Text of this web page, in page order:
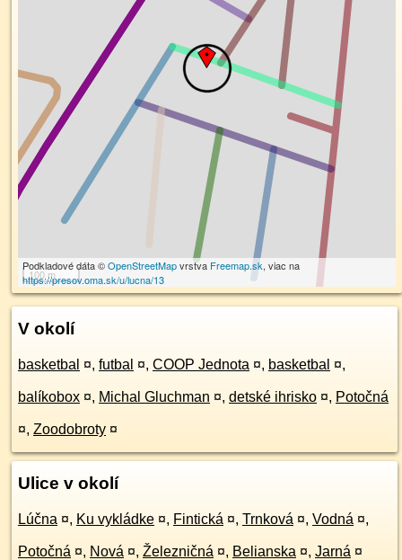
100 m
Podkladové dáta ©OpenStreetMapvrstva Freemap.sk, viac na
https://presov.oma.sk/u/lucna/13
V okolí
basketbal ¤, futbal ¤, COOP Jednota ¤, basketbal ¤,
balíkobox ¤, Michal Gluchman ¤, detské ihrisko ¤, Potočná
¤, Zoodobroty ¤
Ulice v okolí
Lúčna ¤, Ku vykládke ¤, Fintická ¤, Trnková ¤, Vodná ¤,
Potočná ¤, Nová ¤, Železničná ¤, Belianska ¤, Jarná ¤